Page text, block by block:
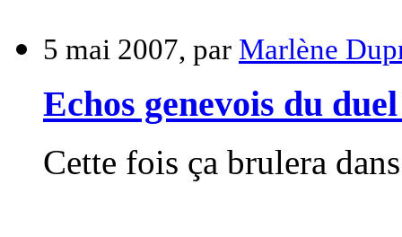
5 mai 2007, par Marlène
Echos genevois du
Cette fois ça brulera